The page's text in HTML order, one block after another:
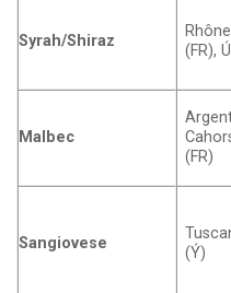
Syrah/Shiraz
Rhône
(FR),
Malbec
(FR)
Sangiovese
(Ý)